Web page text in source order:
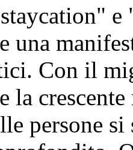
una
Con il
la
persone